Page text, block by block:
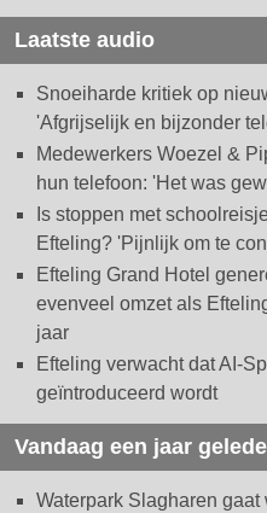
Laatste audio
Snoeiharde kritiek op
'Afgrijselijk en bijzonder
Medewerkers Woezel &
hun telefoon: 'Het was
Is stoppen met
Efteling? 'Pijnlijk om te
Efteling Grand Hotel
evenveel omzet als
jaar
Efteling verwacht dat AI-
geïntroduceerd wordt
Vandaag een jaar
Waterpark Slagharen